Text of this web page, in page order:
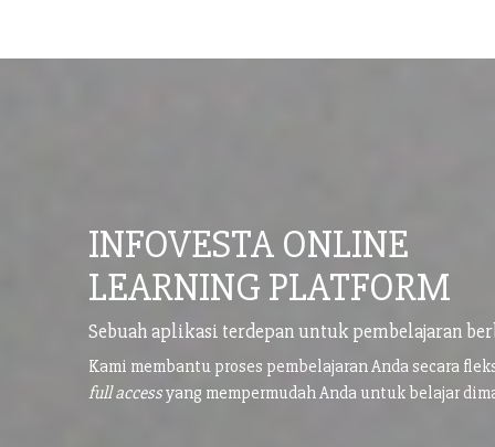
INFOVESTA ONLINE
LEARNING PLATFORM
Sebuah aplikasi terdepan untuk pembelajaran
Kami membantu proses pembelajaran Anda secara
full accessyang mempermudah Anda untuk belajar